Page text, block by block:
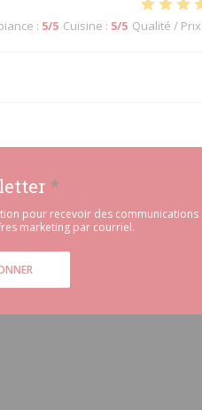
: 5/5 Cuisine : 5/5 Qualité / Prix
*
pour recevoir des communications
marketing par courriel.
fenêtre))
une nouvelle fenêtre))